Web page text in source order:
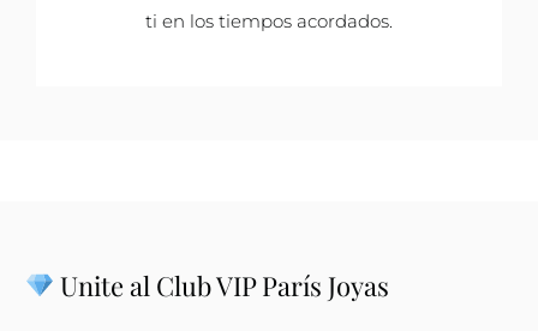
ti en los tiempos acordados.
Unite al Club VIP París Joyas